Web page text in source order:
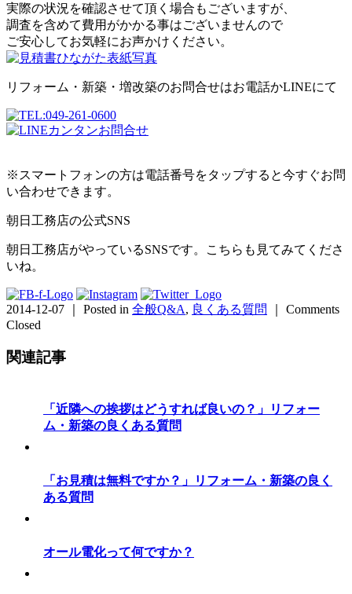
実際の状況を確認させて頂く場合もございますが、
調査を含めて費用がかかる事はございませんので
ご安心してお気軽にお声かけください。
リフォーム・新築・増改築のお問合せはお電話かLINEにて
※スマートフォンの方は電話番号をタップすると今すぐお問
い合わせできます。
朝日工務店の公式SNS
朝日工務店がやっているSNSです。こちらも見てみてくださ
いね。
2014-12-07 ｜ Posted in 全般Q&A, 良くある質問
Comments
Closed
関連記事
「近隣への挨拶はどうすれば良いの？」リフォー
ム・新築の良くある質問
「お見積は無料ですか？」リフォーム・新築の良く
ある質問
オール電化って何ですか？